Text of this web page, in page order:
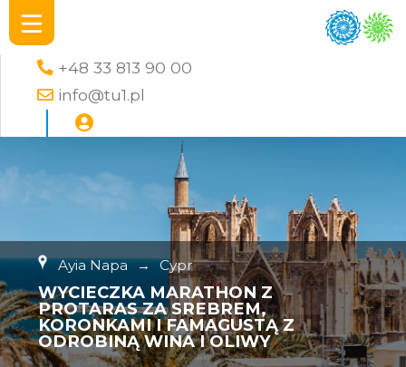
+48 33 813 90 00
info@tu1.pl
Ayia Napa → Cypr
WYCIECZKA MARATHON Z
PROTARAS ZA SREBREM,
KORONKAMI I FAMAGUSTĄ Z
ODROBINĄ WINA I OLIWY